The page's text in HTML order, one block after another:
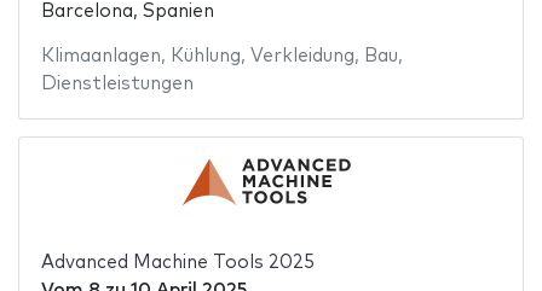
Barcelona, Spanien
Klimaanlagen, Kühlung, Verkleidung, Bau,
Dienstleistungen
Advanced Machine Tools 2025